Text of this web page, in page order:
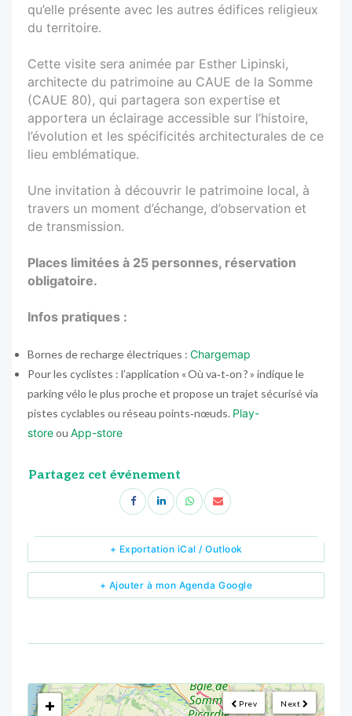
qu’elle présente avec les autres édifices religieux
du territoire.
Cette visite sera animée par Esther Lipinski,
architecte du patrimoine au CAUE de la Somme
(CAUE 80), qui partagera son expertise et
apportera un éclairage accessible sur l’histoire,
l’évolution et les spécificités architecturales de ce
lieu emblématique.
Une invitation à découvrir le patrimoine local, à
travers un moment d’échange, d’observation et
de transmission.
Places limitées à 25 personnes, réservation
obligatoire.
Infos pratiques :
Bornes de recharge électriques : Chargemap
Pour les cyclistes : l’application « Où va‑t‑on ? » indique le
parking vélo le plus proche et propose un trajet sécurisé via
pistes cyclables ou réseau points‑nœuds. Play-
storeou App-store
Partagez cet événement
+ Ajouter à mon Agenda Google
+ Exportation iCal / Outlook
Next
Prev
<!---->
+